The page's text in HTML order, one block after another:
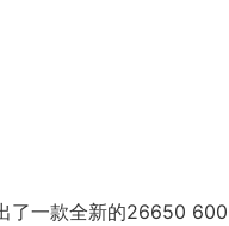
了一款全新的26650